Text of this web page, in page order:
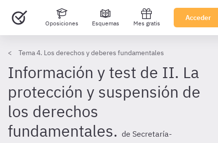
Oposiciones Esquemas Mes gratis
Acceder
Tema 4. Los derechos y deberes fundamentales
Información y test de II. La
protección y suspensión de
los derechos
fundamentales. de Secretaría-